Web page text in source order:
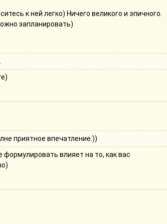
к ней легко) Ничего великого и эпичного.
запланировать)
приятное впечатление:))
формулировать влияет на то, как вас